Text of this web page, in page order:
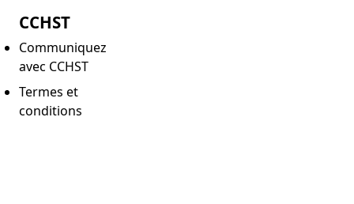
CCHST
Communiquez
avec CCHST
Termes et
conditions